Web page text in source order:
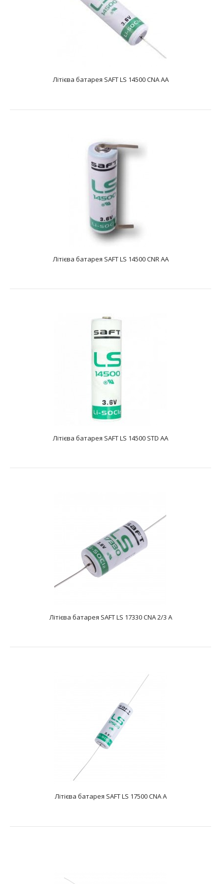
Літієва батарея SAFT LS 14500 3PF RP AA
літій-тіонілхлоридний Li-SOCL2 ел..
тіонілхлоридний Li-SOCL2 елеме..
Батарея літієва SAFT LS 14500 CNR&AA являє собою літій-
тіонілхлоридний Li-SOCL2 елемен..
Літієва батарея SAFT LS 14500 STD AA
text_zero
Батарея літієва SAFT SAFT LS 14500 STD AA являє собою
літій-тіонілхлоридний Li-SOCL2 ..
Літієва батарея SAFT LS 14500 CNA AA
Літієва батарея SAFT LS 14500 CNR AA
Літієва батарея SAFT LS 14500 STD AA
Літієва батарея SAFT LS 17330 CNA 2/3 A
Літієва батарея SAFT LS 17500 CNA A